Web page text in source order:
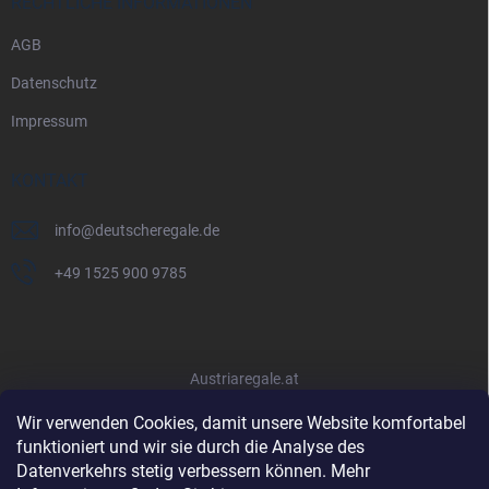
Wir verwenden Cookies, damit unsere Website komfortabel
funktioniert und wir sie durch die Analyse des
Datenverkehrs stetig verbessern können. Mehr
AGB
Datenschutz
Impressum
KONTAKT
info@deutscheregale.de
+49 1525 900 9785
Austriaregale.at